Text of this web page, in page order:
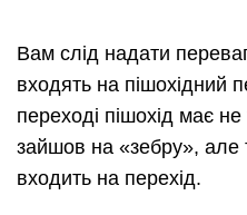
Вам слід надати
входять на пішохідний
переході пішохід має не
зайшов на «зебру», але
входить на перехід.